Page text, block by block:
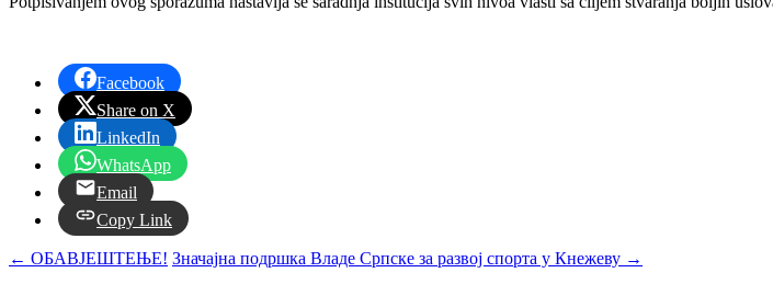
Facebook
Share on X
LinkedIn
WhatsApp
Email
Copy Link
← ОБАВЈЕШТЕЊЕ! Значајна подршка Владе Српске за развој спорта у Кнежеву →